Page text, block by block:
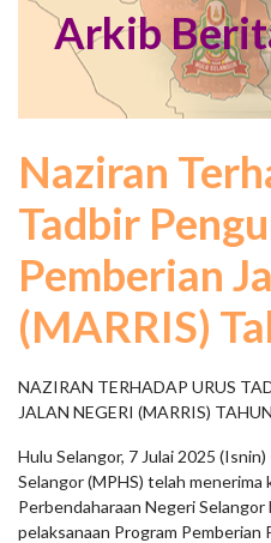
Arkib
Naziran
Tadbir
Pemberian
(MARRIS)
NAZIRAN TERHADAP URUS
JALAN NEGERI (MARRIS)
Hulu Selangor, 7 Julai 2025
Selangor (MPHS) telah menerima
Perbendaharaan Negeri
pelaksanaan Program Pemberian